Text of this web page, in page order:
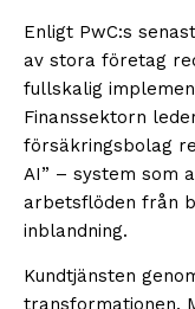
Enligt PwC:s
av stora företag
fullskalig
Finanssektorn
försäkringsbolag
AI” – system som
arbetsflöden från
inblandning.
Kundtjänsten
transformationen.